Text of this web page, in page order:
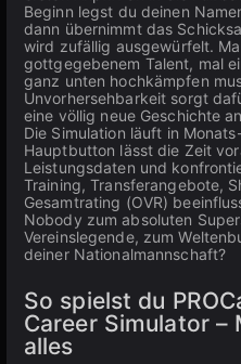
Beginn legst du deinen
dann übernimmt das
wird zufällig ausgewürfelt.
gottgegebenem Talent, mal
ganz unten hochkämpfen
Unvorhersehbarkeit sorgt
eine völlig neue Geschichte
Die Simulation läuft in
Hauptbutton lässt die Zeit
Leistungsdaten und
Training, Transferangebote,
Gesamtrating (OVR)
Nobody zum absoluten
Vereinslegende, zum
deiner Nationalmannschaft?
So spielst du
Career Simulator –
alles